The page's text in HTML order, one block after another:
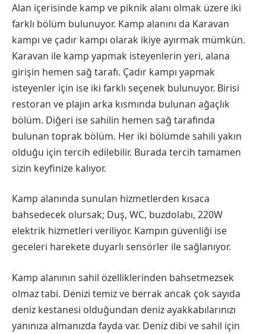
Alan içerisinde kamp ve piknik alanı olmak üzere iki
farklı bölüm bulunuyor. Kamp alanını da Karavan
kampı ve çadır kampı olarak ikiye ayırmak mümkün.
Karavan ile kamp yapmak isteyenlerin yeri, alana
girişin hemen sağ tarafı. Çadır kampı yapmak
isteyenler için ise iki farklı seçenek bulunuyor. Birisi
restoran ve plajın arka kısmında bulunan ağaçlık
bölüm. Diğeri ise sahilin hemen sağ tarafında
bulunan toprak bölüm. Her iki bölümde sahili yakın
olduğu için tercih edilebilir. Burada tercih tamamen
sizin keyfinize kalıyor.
Kamp alanında sunulan hizmetlerden kısaca
bahsedecek olursak; Duş, WC, buzdolabı, 220W
elektrik hizmetleri veriliyor. Kampın güvenliği ise
geceleri harekete duyarlı sensörler ile sağlanıyor.
Kamp alanının sahil özelliklerinden bahsetmezsek
olmaz tabi. Denizi temiz ve berrak ancak çok sayıda
deniz kestanesi olduğundan deniz ayakkabılarınızı
yanınıza almanızda fayda var. Deniz dibi ve sahil için